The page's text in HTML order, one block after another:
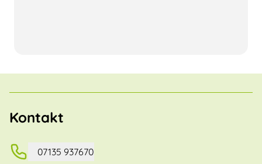
Kontakt
07135 937670